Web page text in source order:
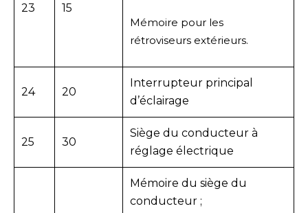
23 15
Mémoire pour les
rétroviseurs extérieurs.
24 20
Interrupteur principal
d’éclairage
25 30
Siège du conducteur à
réglage électrique
Mémoire du siège du
conducteur ;